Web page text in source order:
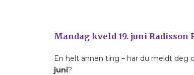
Mandag kveld 19. juni Radisson
En helt annen ting – har du meldt
juni?